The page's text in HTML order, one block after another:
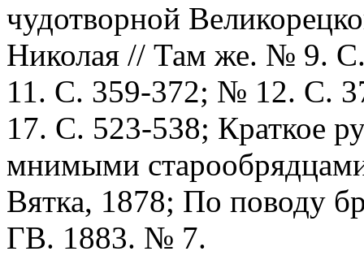
чудотворной
Николая // Там же. № 9.
11. С. 359-372; № 12. С.
17. С. 523-538; Краткое
мнимыми
Вятка, 1878; По поводу
ГВ. 1883. № 7.